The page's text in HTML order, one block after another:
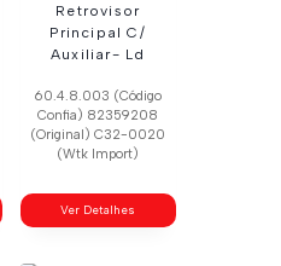
Retrovisor
Principal C/
Auxiliar- Ld
60.4.8.003 (Código
Confia) 82359208
(Original) C32-0020
(Wtk Import)
Ver Detalhes